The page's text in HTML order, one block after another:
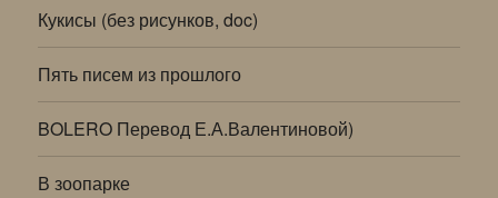
Кукисы (без рисунков, doc)
Пять писем из прошлого
BOLERO Перевод Е.А.Валентиновой)
В зоопарке